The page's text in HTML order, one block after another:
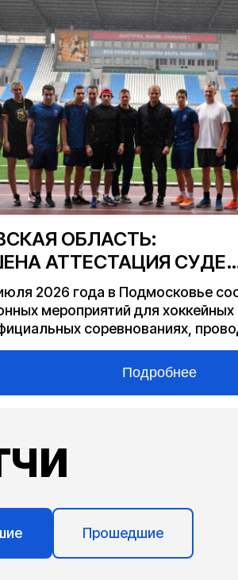
ОБЛАСТЬ:
АТТЕСТАЦИЯ СУДЕЙ
2026 года в Подмосковье
мероприятий для
соревнованиях,
области в сезоне 2026-
Подробнее
Прошедшие